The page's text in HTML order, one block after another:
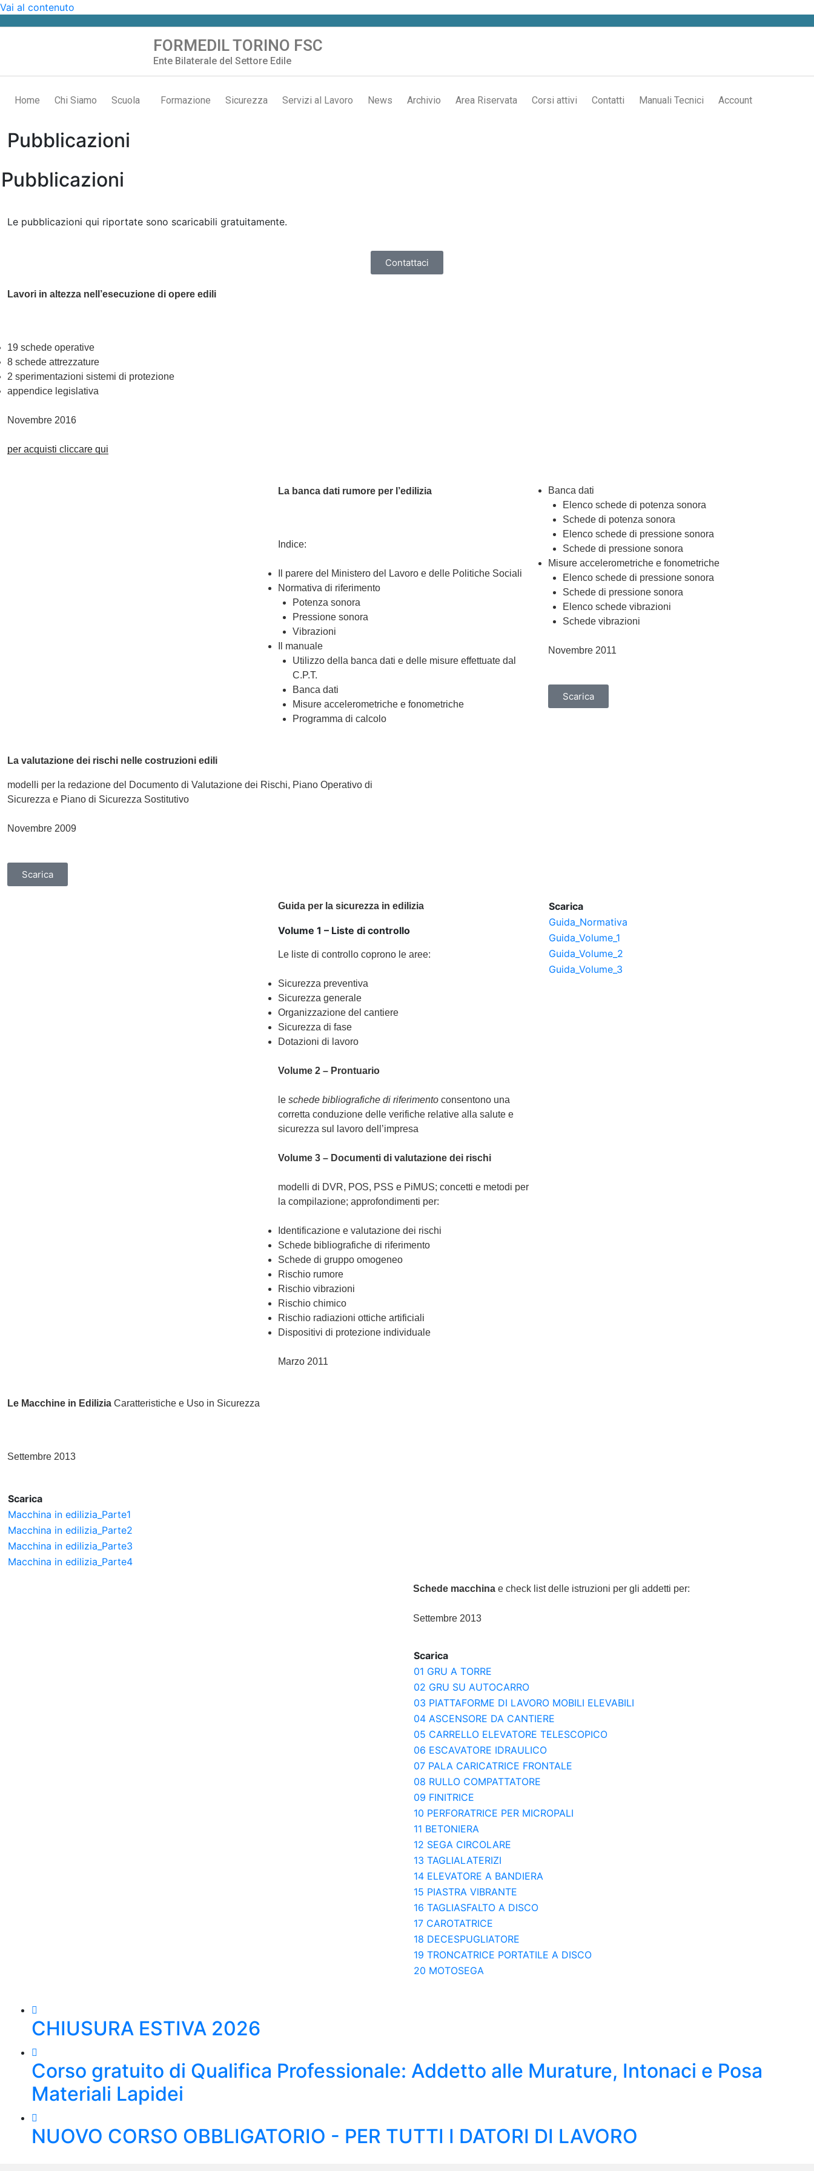
Vai al contenuto
FORMEDIL TORINO FSC
Ente Bilaterale del Settore Edile
Home Chi Siamo Scuola Formazione Sicurezza Servizi al Lavoro News Archivio Area Riservata Corsi attivi Contatti Manuali Tecnici Account
Pubblicazioni
Pubblicazioni
Le pubblicazioni qui riportate sono scaricabili gratuitamente.
Contattaci
Lavori in altezza nell’esecuzione di opere edili
19 schede operative
8 schede attrezzature
2 sperimentazioni sistemi di protezione
appendice legislativa
Novembre 2016
per acquisti cliccare qui
La banca dati rumore per l’edilizia
Indice:
Il parere del Ministero del Lavoro e delle Politiche Sociali
Normativa di riferimento
Potenza sonora
Pressione sonora
Vibrazioni
Il manuale
Utilizzo della banca dati e delle misure effettuate dal
C.P.T.
Banca dati
Misure accelerometriche e fonometriche
Programma di calcolo
Banca dati
Elenco schede di potenza sonora
Schede di potenza sonora
Elenco schede di pressione sonora
Schede di pressione sonora
Misure accelerometriche e fonometriche
Elenco schede di pressione sonora
Schede di pressione sonora
Elenco schede vibrazioni
Schede vibrazioni
Novembre 2011
Scarica
La valutazione dei rischi nelle costruzioni edili
modelli per la redazione del Documento di Valutazione dei Rischi, Piano Operativo di
Sicurezza e Piano di Sicurezza Sostitutivo
Novembre 2009
Scarica
Guida per la sicurezza in edilizia
Volume 1 – Liste di controllo
Le liste di controllo coprono le aree:
Sicurezza preventiva
Sicurezza generale
Organizzazione del cantiere
Sicurezza di fase
Dotazioni di lavoro
Volume 2 – Prontuario
le schede bibliografiche di riferimentoconsentono una
corretta conduzione delle verifiche relative alla salute e
sicurezza sul lavoro dell’impresa
Volume 3 – Documenti di valutazione dei rischi
modelli di DVR, POS, PSS e PiMUS; concetti e metodi per
la compilazione; approfondimenti per:
Identificazione e valutazione dei rischi
Schede bibliografiche di riferimento
Schede di gruppo omogeneo
Rischio rumore
Rischio vibrazioni
Rischio chimico
Rischio radiazioni ottiche artificiali
Dispositivi di protezione individuale
Marzo 2011
Scarica
Guida_Normativa
Guida_Volume_1
Guida_Volume_2
Guida_Volume_3
Le Macchine in Edilizia Caratteristiche e Uso in Sicurezza
Settembre 2013
Scarica
Macchina in edilizia_Parte1
Macchina in edilizia_Parte2
Macchina in edilizia_Parte3
Macchina in edilizia_Parte4
Schede macchina e check list delle istruzioni per gli addetti per:
Settembre 2013
Scarica
01 GRU A TORRE
02 GRU SU AUTOCARRO
03 PIATTAFORME DI LAVORO MOBILI ELEVABILI
04 ASCENSORE DA CANTIERE
05 CARRELLO ELEVATORE TELESCOPICO
06 ESCAVATORE IDRAULICO
07 PALA CARICATRICE FRONTALE
08 RULLO COMPATTATORE
09 FINITRICE
10 PERFORATRICE PER MICROPALI
11 BETONIERA
12 SEGA CIRCOLARE
13 TAGLIALATERIZI
14 ELEVATORE A BANDIERA
15 PIASTRA VIBRANTE
16 TAGLIASFALTO A DISCO
17 CAROTATRICE
18 DECESPUGLIATORE
19 TRONCATRICE PORTATILE A DISCO
20 MOTOSEGA
CHIUSURA ESTIVA 2026
Corso gratuito di Qualifica Professionale: Addetto alle Murature, Intonaci e Posa
Materiali Lapidei
NUOVO CORSO OBBLIGATORIO - PER TUTTI I DATORI DI LAVORO